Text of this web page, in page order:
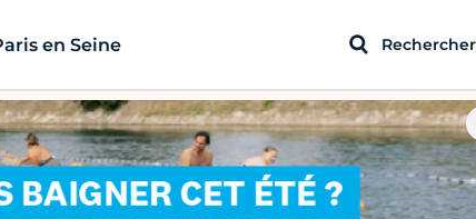
en Seine Rechercher